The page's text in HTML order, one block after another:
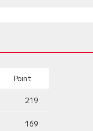
Point
219
169